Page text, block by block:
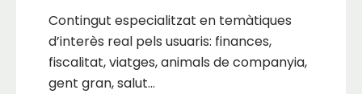
Contingut especialitzat en temàtiques
d’interès real pels usuaris: finances,
fiscalitat, viatges, animals de companyia,
gent gran, salut…